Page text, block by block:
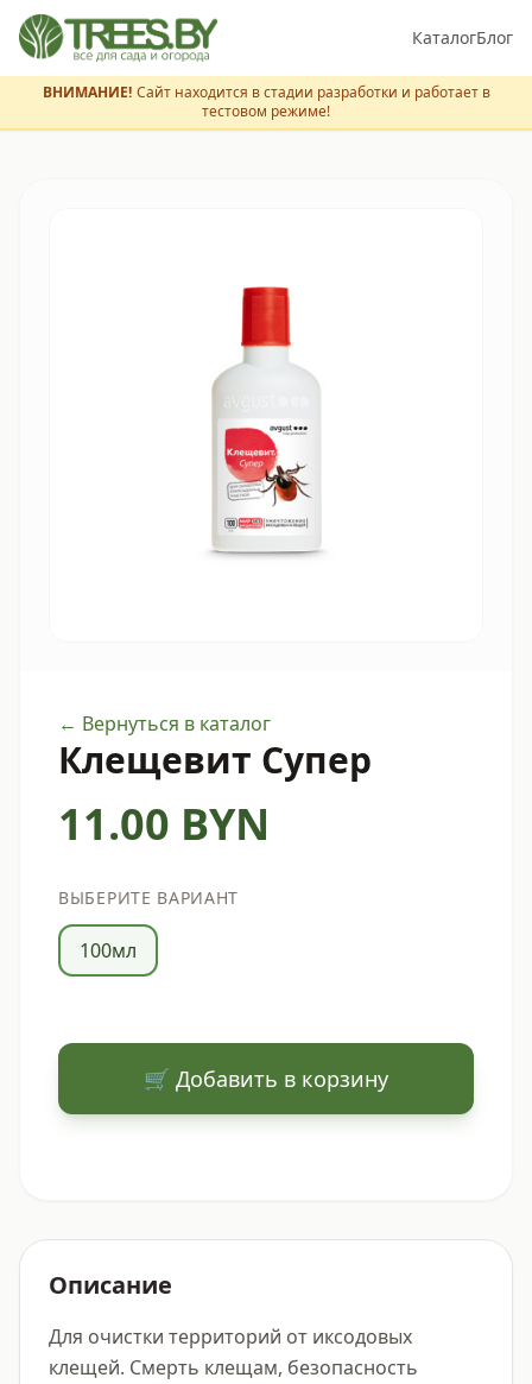
КаталогБлог
ВНИМАНИЕ! Сайт находится в стадии разработки и работает в
тестовом режиме!
← Вернуться в каталог
Клещевит Супер
11.00 BYN
ВЫБЕРИТЕ ВАРИАНТ
100мл
🛒 Добавить в корзину
Описание
Для очистки территорий от иксодовых
клещей. Смерть клещам, безопасность